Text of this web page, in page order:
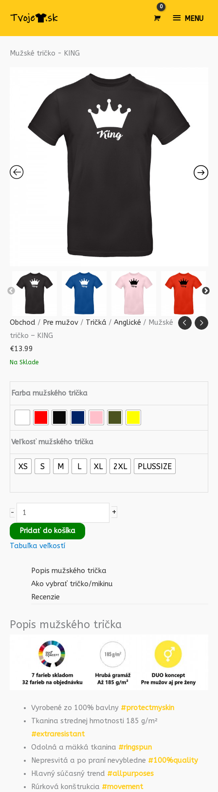
MENU
MENU
Mužské tričko - KING
Obchod / Pre mužov / Tričká / Anglické / Mužské
tričko – KING
€13.99
Na Sklade
Farba mužského trička
Veľkosť mužského trička
XS S M L XL 2XL PLUSSIZE
-
množstvo
+
Pridať do košíka
Tabuľka veľkostí
Popis mužského trička
Ako vybrať tričko/mikinu
Recenzie
Popis mužského trička
Vyrobené zo 100% bavlny #protectmyskin
Tkanina strednej hmotnosti 185 g/m²
#extraresistant
Odolná a mäkká tkanina #ringspun
Nepresvitá a po praní nevybledne #100%quality
Hlavný súčasný trend #allpurposes
Rúrková konštrukcia #movement